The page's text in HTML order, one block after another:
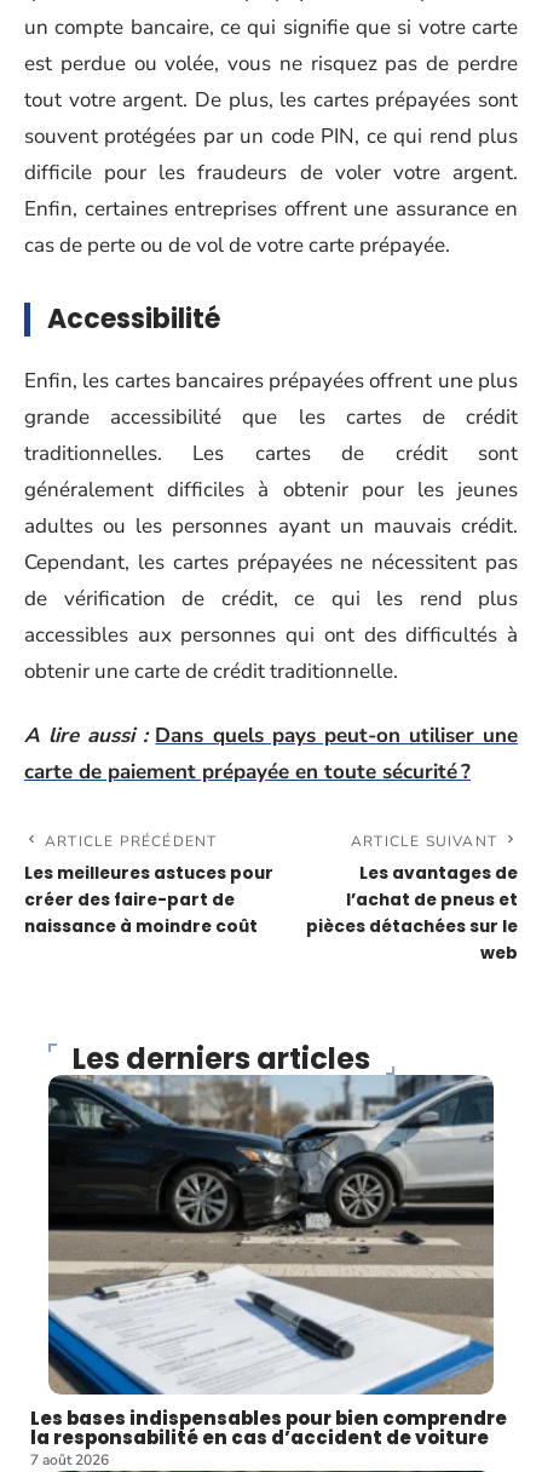
un compte bancaire, ce qui signifie que si votre carte
est perdue ou volée, vous ne risquez pas de perdre
tout votre argent. De plus, les cartes prépayées sont
souvent protégées par un code PIN, ce qui rend plus
difficile pour les fraudeurs de voler votre argent.
Enfin, certaines entreprises offrent une assurance en
cas de perte ou de vol de votre carte prépayée.
Accessibilité
Enfin, les cartes bancaires prépayées offrent une plus
grande accessibilité que les cartes de crédit
traditionnelles. Les cartes de crédit sont
généralement difficiles à obtenir pour les jeunes
adultes ou les personnes ayant un mauvais crédit.
Cependant, les cartes prépayées ne nécessitent pas
de vérification de crédit, ce qui les rend plus
accessibles aux personnes qui ont des difficultés à
obtenir une carte de crédit traditionnelle.
A lire aussi : Dans quels pays peut-on utiliser une
carte de paiement prépayée en toute sécurité ?
ARTICLE PRÉCÉDENT
Les meilleures astuces pour
créer des faire-part de
naissance à moindre coût
ARTICLE SUIVANT
Les avantages de
l’achat de pneus et
pièces détachées sur le
web
Les derniers articles
Les bases indispensables pour bien comprendre
la responsabilité en cas d’accident de voiture
7 août 2026